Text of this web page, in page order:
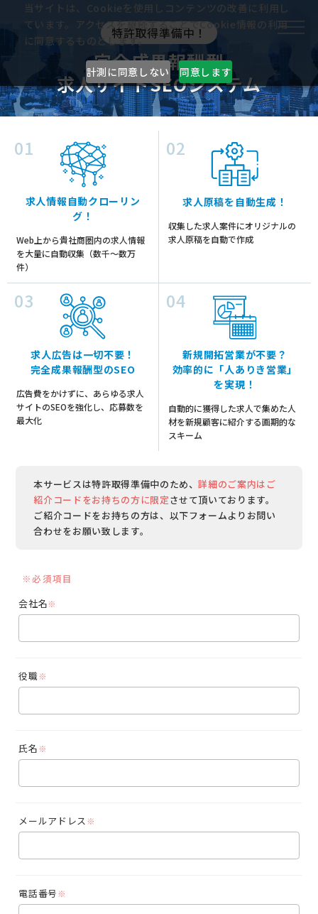
当サイトは、Cookieを使用しコンテンツの改善に利用し
ています。アクセスを継続することでCookie情報の利用
に同意するものとします。
計測に同意しない 同意します
特許取得準備中！
完全成果報酬型
求人サイトSEOシステム
01
求人情報自動クローリン
グ！
Web上から貴社商圏内の求人情報
を大量に自動収集（数千～数万
件）
02
求人原稿を自動生成！
収集した求人案件にオリジナルの
求人原稿を自動で作成
03
求人広告は一切不要！
完全成果報酬型のSEO
広告費をかけずに、あらゆる求人
サイトのSEOを強化し、応募数を
最大化
04
新規開拓営業が不要？
効率的に「人ありき営業」
を実現！
自動的に獲得した求人で集めた人
材を新規顧客に紹介する画期的な
スキーム
本サービスは特許取得準備中のため、詳細のご案内はご
紹介コードをお持ちの方に限定させて頂いております。
ご紹介コードをお持ちの方は、以下フォームよりお問い
合わせをお願い致します。
※必須項目
会社名※
役職※
氏名※
メールアドレス※
電話番号※